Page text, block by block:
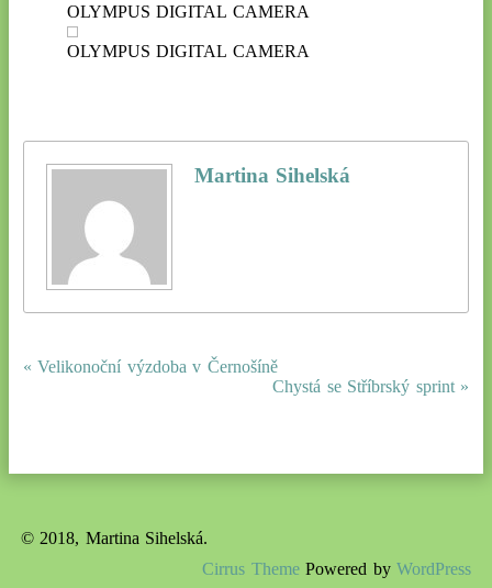
OLYMPUS DIGITAL CAMERA
OLYMPUS DIGITAL CAMERA
Martina Sihelská
« Velikonoční výzdoba v Černošíně
Chystá se Stříbrský sprint »
© 2018, Martina Sihelská.
Cirrus ThemePowered byWordPress